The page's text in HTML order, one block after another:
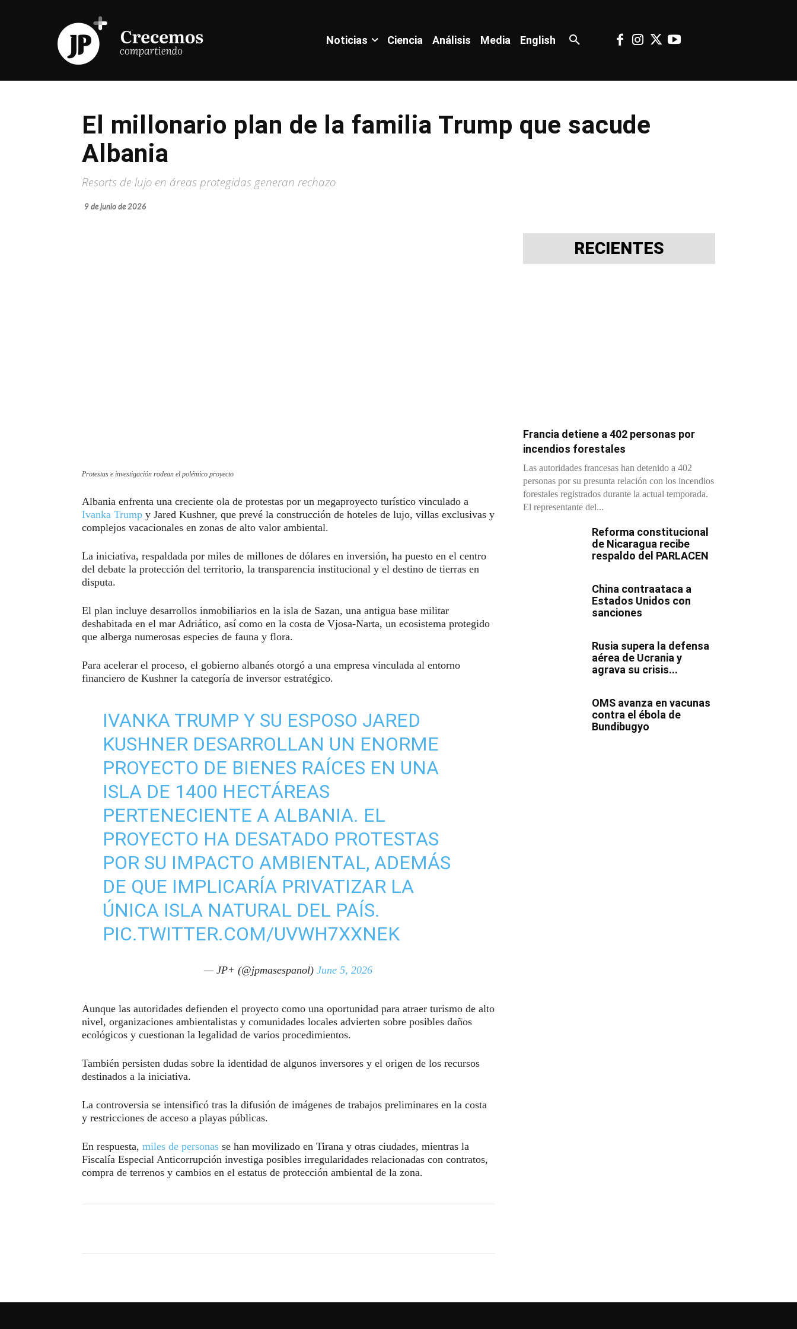
Noticias Ciencia Análisis Media English
El millonario plan de la familia Trump que sacude
Albania
Resorts de lujo en áreas protegidas generan rechazo
9 de junio de 2026
Protestas e investigación rodean el polémico proyecto
Albania enfrenta una creciente ola de protestas por un megaproyecto turístico vinculado a
Ivanka Trump y Jared Kushner, que prevé la construcción de hoteles de lujo, villas exclusivas y
complejos vacacionales en zonas de alto valor ambiental.
La iniciativa, respaldada por miles de millones de dólares en inversión, ha puesto en el centro
del debate la protección del territorio, la transparencia institucional y el destino de tierras en
disputa.
El plan incluye desarrollos inmobiliarios en la isla de Sazan, una antigua base militar
deshabitada en el mar Adriático, así como en la costa de Vjosa-Narta, un ecosistema protegido
que alberga numerosas especies de fauna y flora.
Para acelerar el proceso, el gobierno albanés otorgó a una empresa vinculada al entorno
financiero de Kushner la categoría de inversor estratégico.
IVANKA TRUMP Y SU ESPOSO JARED
KUSHNER DESARROLLAN UN ENORME
PROYECTO DE BIENES RAÍCES EN UNA
ISLA DE 1400 HECTÁREAS
PERTENECIENTE A ALBANIA. EL
PROYECTO HA DESATADO PROTESTAS
POR SU IMPACTO AMBIENTAL, ADEMÁS
DE QUE IMPLICARÍA PRIVATIZAR LA
ÚNICA ISLA NATURAL DEL PAÍS.
PIC.TWITTER.COM/UVWH7XXNEK
— JP+ (@jpmasespanol) June 5, 2026
Aunque las autoridades defienden el proyecto como una oportunidad para atraer turismo de alto
nivel, organizaciones ambientalistas y comunidades locales advierten sobre posibles daños
ecológicos y cuestionan la legalidad de varios procedimientos.
También persisten dudas sobre la identidad de algunos inversores y el origen de los recursos
destinados a la iniciativa.
La controversia se intensificó tras la difusión de imágenes de trabajos preliminares en la costa
y restricciones de acceso a playas públicas.
En respuesta, miles de personas se han movilizado en Tirana y otras ciudades, mientras la
Fiscalía Especial Anticorrupción investiga posibles irregularidades relacionadas con contratos,
compra de terrenos y cambios en el estatus de protección ambiental de la zona.
RECIENTES
Francia detiene a 402 personas por
incendios forestales
Las autoridades francesas han detenido a 402
personas por su presunta relación con los incendios
forestales registrados durante la actual temporada.
El representante del...
Reforma constitucional
de Nicaragua recibe
respaldo del PARLACEN
China contraataca a
Estados Unidos con
sanciones
Rusia supera la defensa
aérea de Ucrania y
agrava su crisis...
OMS avanza en vacunas
contra el ébola de
Bundibugyo